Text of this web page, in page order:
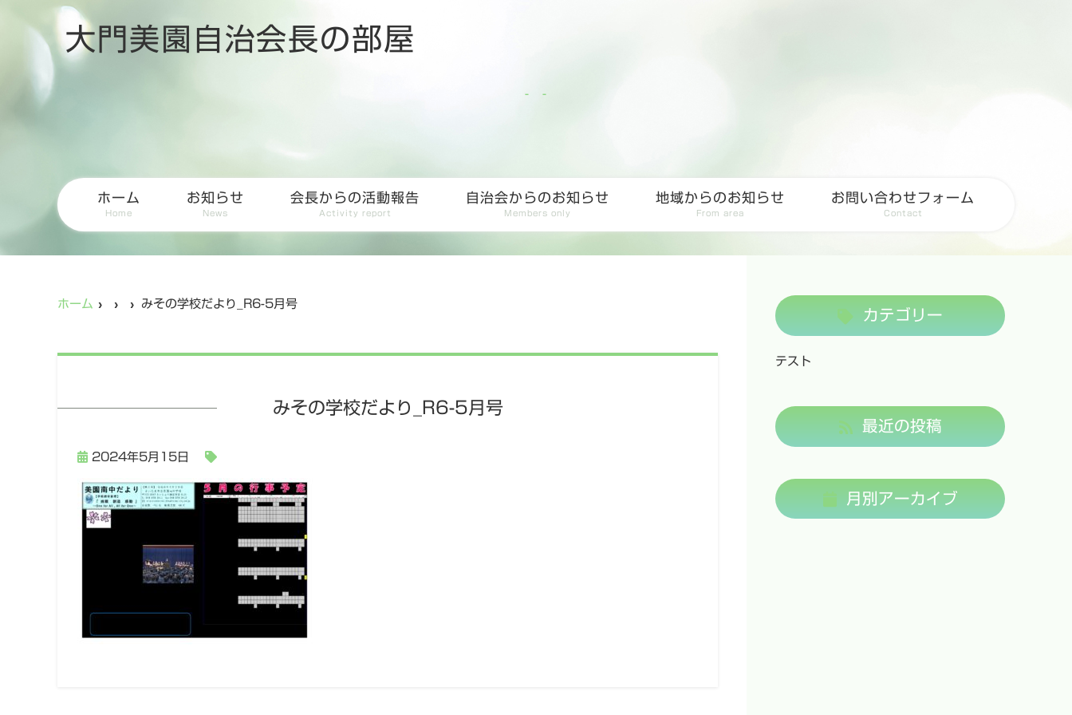
大門美園自治会長の部屋
ホーム
Home
お知らせ
News
会長からの活動報告
Activity report
自治会からのお知らせ
Members only
地域からのお知らせ
From area
お問い合わせフォーム
Contact
ホーム みその学校だより_R6-5月号
みその学校だより_R6-5月号
2024年5月15日
カテゴリー
テスト
最近の投稿
月別アーカイブ